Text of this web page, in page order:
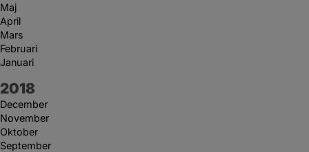
Maj
April
Mars
Februari
Januari
År:
2018
December
November
Oktober
September